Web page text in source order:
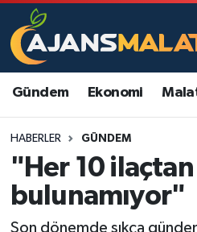
Gündem Ekonomi
HABERLER GÜNDEM
"Her 10
bulunamıyor"
Son dönemde sıkça
Asayiş
Eğitim
Ekonomi
Gündem
Malatya Nöbetçi
Malatya Namaz Vakitleri
Malatya Trafik Yoğunluk
TFF 3.Lig 2.Grup Puan